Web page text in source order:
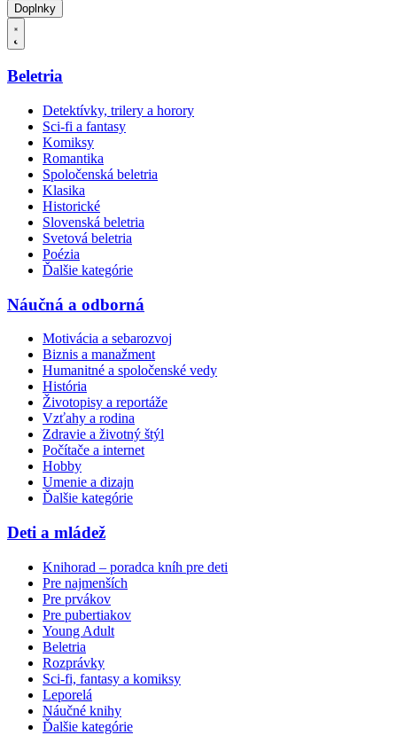
Doplnky
Beletria
Detektívky, trilery a horory
Sci-fi a fantasy
Komiksy
Romantika
Spoločenská beletria
Klasika
Historické
Slovenská beletria
Svetová beletria
Poézia
Ďalšie kategórie
Náučná a odborná
Motivácia a sebarozvoj
Biznis a manažment
Humanitné a spoločenské vedy
História
Životopisy a reportáže
Vzťahy a rodina
Zdravie a životný štýl
Počítače a internet
Hobby
Umenie a dizajn
Ďalšie kategórie
Deti a mládež
Knihorad – poradca kníh pre deti
Pre najmenších
Pre prvákov
Pre pubertiakov
Young Adult
Beletria
Rozprávky
Sci-fi, fantasy a komiksy
Leporelá
Náučné knihy
Ďalšie kategórie